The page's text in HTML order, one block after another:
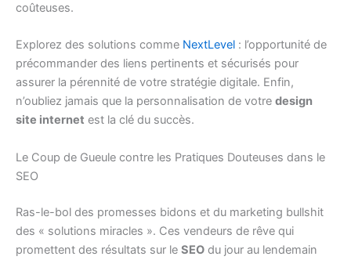
coûteuses.
Explorez des solutions comme NextLevel : l’opportunité de
précommander des liens pertinents et sécurisés pour
assurer la pérennité de votre stratégie digitale. Enfin,
n’oubliez jamais que la personnalisation de votre design
site internet est la clé du succès.
Le Coup de Gueule contre les Pratiques Douteuses dans le
SEO
Ras-le-bol des promesses bidons et du marketing bullshit
des « solutions miracles ». Ces vendeurs de rêve qui
promettent des résultats sur le SEO du jour au lendemain